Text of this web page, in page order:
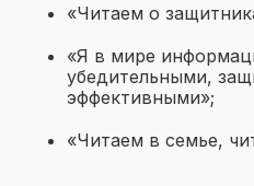
«Читаем о
«Я в мире
убедительными,
эффективными»;
«Читаем в семье,